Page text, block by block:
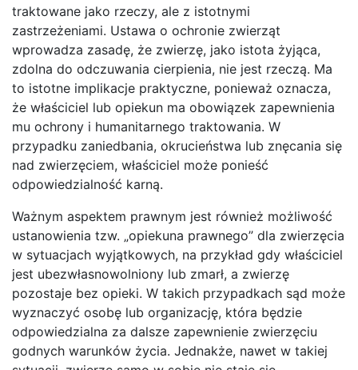
traktowane jako rzeczy, ale z istotnymi
zastrzeżeniami. Ustawa o ochronie zwierząt
wprowadza zasadę, że zwierzę, jako istota żyjąca,
zdolna do odczuwania cierpienia, nie jest rzeczą. Ma
to istotne implikacje praktyczne, ponieważ oznacza,
że właściciel lub opiekun ma obowiązek zapewnienia
mu ochrony i humanitarnego traktowania. W
przypadku zaniedbania, okrucieństwa lub znęcania się
nad zwierzęciem, właściciel może ponieść
odpowiedzialność karną.
Ważnym aspektem prawnym jest również możliwość
ustanowienia tzw. „opiekuna prawnego” dla zwierzęcia
w sytuacjach wyjątkowych, na przykład gdy właściciel
jest ubezwłasnowolniony lub zmarł, a zwierzę
pozostaje bez opieki. W takich przypadkach sąd może
wyznaczyć osobę lub organizację, która będzie
odpowiedzialna za dalsze zapewnienie zwierzęciu
godnych warunków życia. Jednakże, nawet w takiej